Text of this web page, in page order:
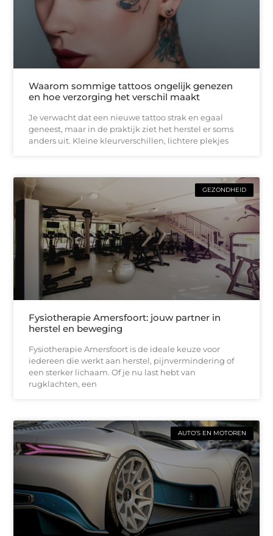
Waarom sommige tattoos ongelijk genezen
en hoe verzorging het verschil maakt
Je verwacht dat een nieuwe tattoo strak en egaal
geneest, maar in de praktijk ziet het herstel er soms
anders uit. Kleine kleurverschillen, lichtere plekjes
GEZONDHEID
Fysiotherapie Amersfoort: jouw partner in
herstel en beweging
Fysiotherapie Amersfoort is de ideale keuze voor
iedereen die werkt aan herstel, pijnvermindering of
een sterker lichaam. Of je nu last hebt van
rugklachten, een
AUTO’S EN MOTOREN